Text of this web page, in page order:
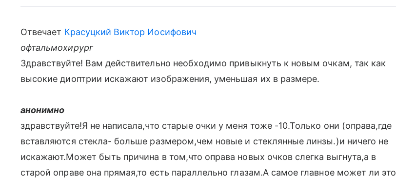
Отвечает Красуцкий Виктор Иосифович
офтальмохирург
Здравствуйте! Вам действительно необходимо привыкнуть к новым очкам, так как
высокие диоптрии искажают изображения, уменьшая их в размере.
анонимно
здравствуйте!Я не написала,что старые очки у меня тоже -10.Только они (оправа,где
вставляются стекла- больше размером,чем новые и стеклянные линзы.)и ничего не
искажают.Может быть причина в том,что оправа новых очков слегка выгнута,а в
старой оправе она прямая,то есть параллельно глазам.А самое главное может ли это